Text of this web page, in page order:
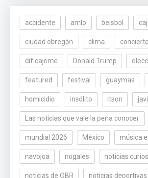
accidente amlo beisbol
ciudad obregón clima concierto
dif cajeme Donald Trump
featured festival guaymas
homicidio insólito itson
Las noticias que vale la pena conocer
mundial 2026 México música
navojoa nogales noticias
noticias de OBR noticias deportivas